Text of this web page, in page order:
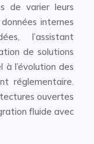
de varier leurs
internes
l’assistant
de solutions
l’évolution des
réglementaire.
ouvertes
fluide avec